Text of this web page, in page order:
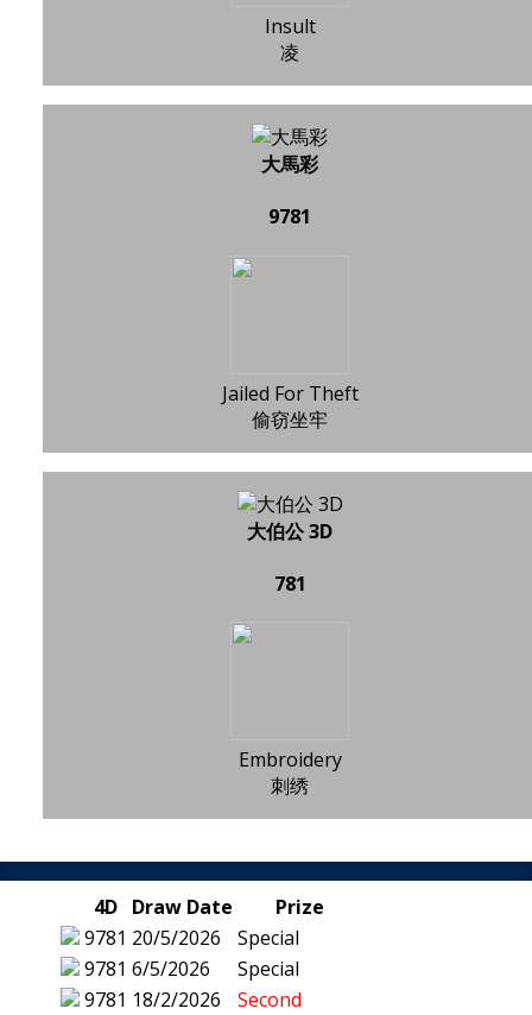
Insult
凌
大馬彩
9781
Jailed For Theft
偷窃坐牢
大伯公 3D
781
Embroidery
刺绣
4D Draw Date
Prize
9781 20/5/2026
Special
9781 6/5/2026
Special
9781 18/2/2026
Second